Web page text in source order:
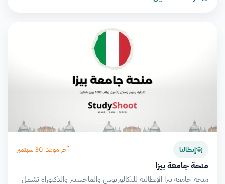
إيطاليا آخر موعد: 30 سبتمبر
منحة جامعة بيزا
منحة جامعة بيزا الإيطالية للبكالوريوس والماجستير والدكتوراه تشمل